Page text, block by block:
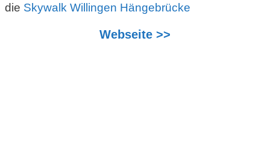
die Skywalk Willingen Hängebrücke
Webseite >>